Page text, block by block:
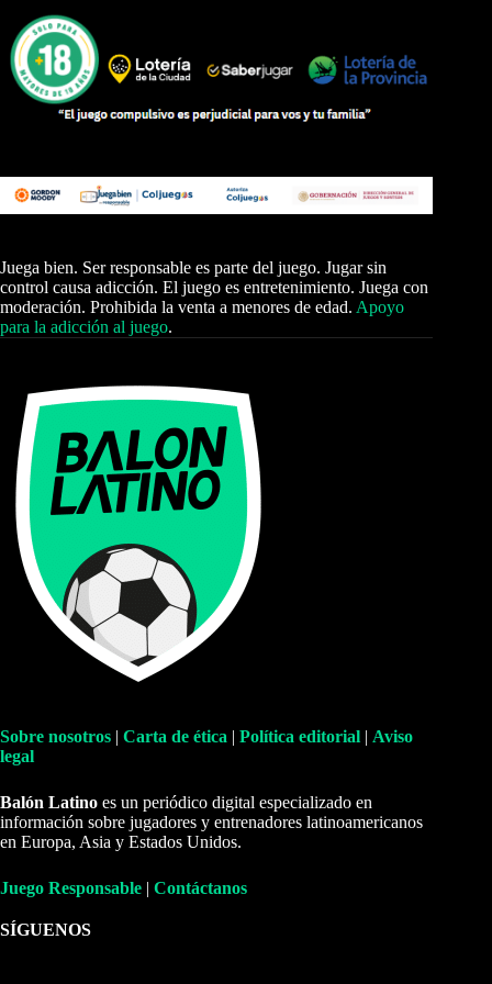
Juega bien. Ser responsable es parte del juego. Jugar sin
control causa adicción. El juego es entretenimiento. Juega con
moderación. Prohibida la venta a menores de edad. Apoyo
para la adicción al juego.
Sobre nosotros | Carta de ética | Política editorial | Aviso
legal
Balón Latino es un periódico digital especializado en
información sobre jugadores y entrenadores latinoamericanos
en Europa, Asia y Estados Unidos.
Juego Responsable | Contáctanos
SÍGUENOS